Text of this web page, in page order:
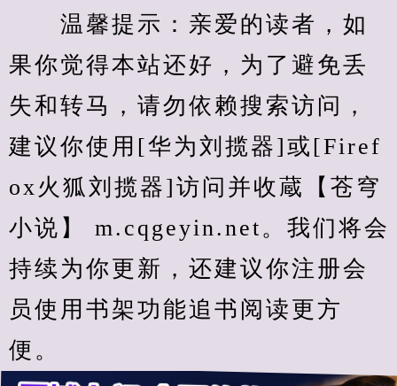
温馨提示：亲爱的读者，如
果你觉得本站还好，为了避免丢
失和转马，请勿依赖搜索访问，
建议你使用[华为刘揽器]或[Firef
ox火狐刘揽器]访问并收蔵【苍穹
小说】 m.cqgeyin.net。我们将会
持续为你更新，还建议你注册会
员使用书架功能追书阅读更方
便。